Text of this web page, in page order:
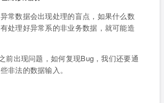
常数据会出现处理的盲点，如果什么数
处理好异常系的非业务数据，就可能造
前出现问题，如何复现Bug，我们还要通
非法的数据输入。